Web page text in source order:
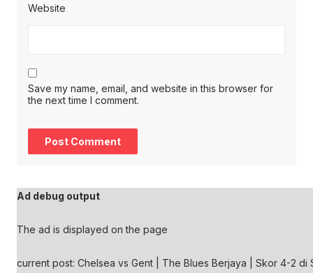
Website
Save my name, email, and website in this browser for
the next time I comment.
Ad debug output
The ad is displayed on the page
current post: Chelsea vs Gent | The Blues Berjaya | Skor 4-2 di